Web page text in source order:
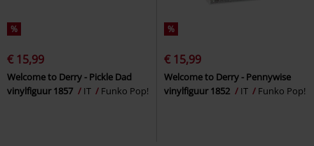
%
€ 15,99
Welcome to Derry - Pickle Dad
vinylfiguur 1857
IT Funko Pop!
%
€ 15,99
Welcome to Derry - Pennywise
vinylfiguur 1852
IT Funko Pop!